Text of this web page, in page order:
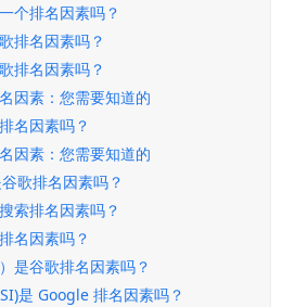
个排名因素吗？
排名因素吗？
排名因素吗？
因素：您需要知道的
名因素吗？
因素：您需要知道的
歌排名因素吗？
索排名因素吗？
名因素吗？
是谷歌排名因素吗？
是 Google 排名因素吗？